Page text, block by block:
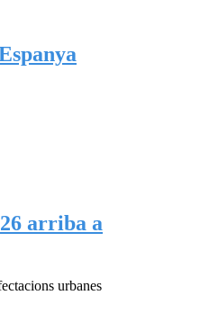
arriba a
urbanes